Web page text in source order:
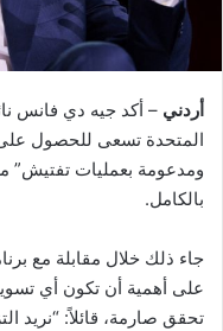
أردني – أكد جيه دي فانس
المتحدة تسعى للحصول على
ومدعومة بعمليات تفتيش”
بالكامل.
جاء ذلك خلال مقابلة مع
على أهمية أن تكون أي
تحقق صارمة، قائلاً: “نريد